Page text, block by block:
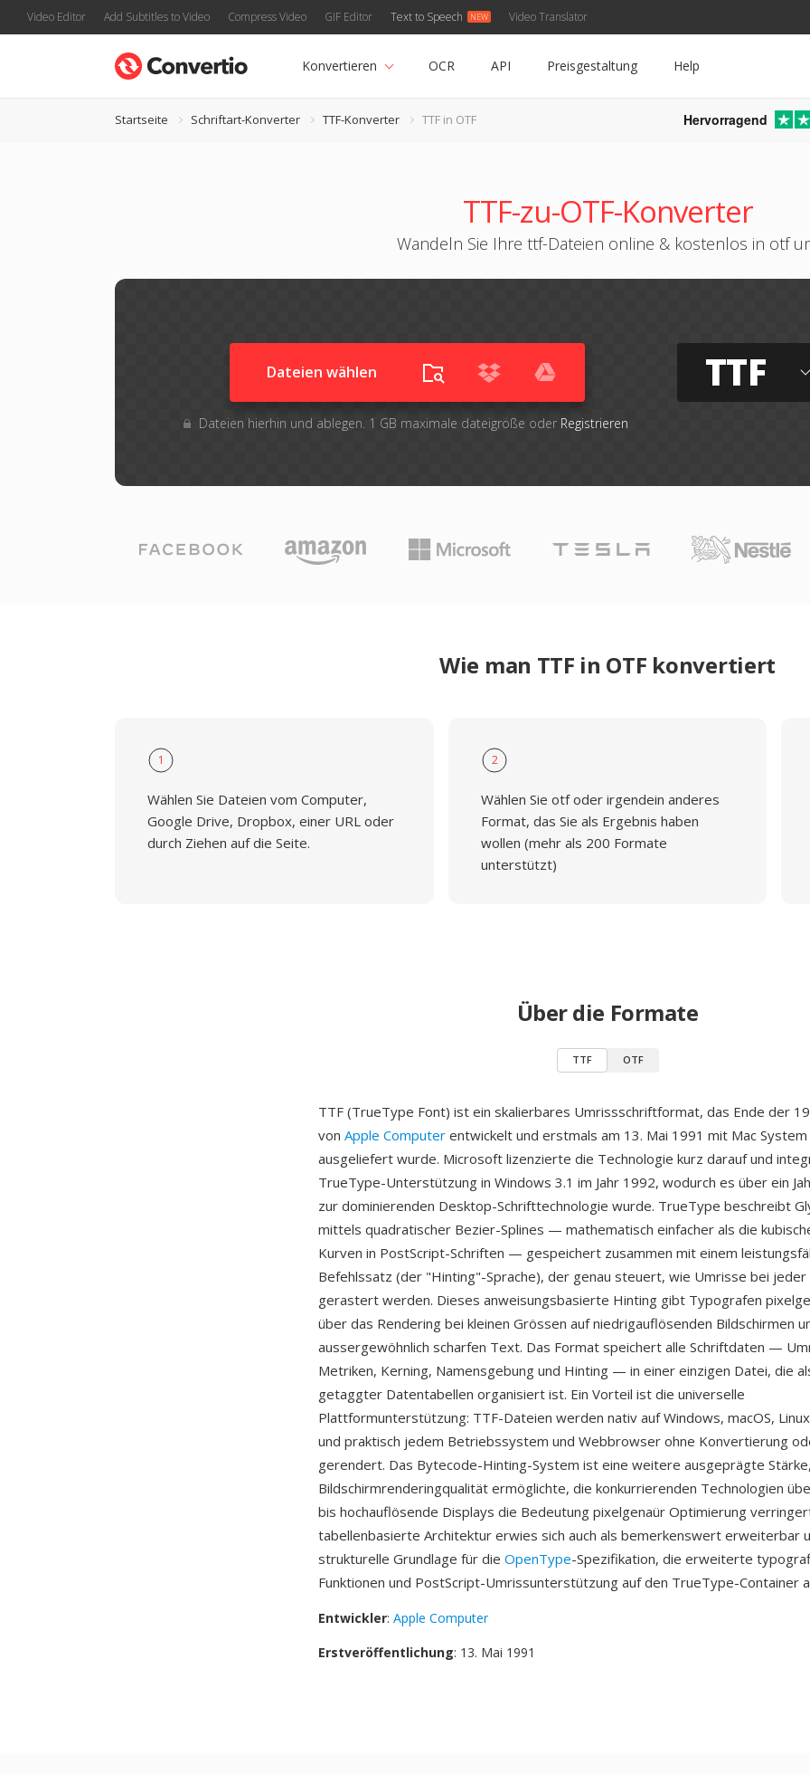
Video Editor Add Subtitles to Video Compress Video GIF Editor Text to Speech Video Translator
Konvertieren OCR API Preisgestaltung Help
Startseite Schriftart-Konverter TTF-Konverter TTF in OTF Hervorragend
TTF-zu-OTF-Konverter
Wandeln Sie Ihre ttf-Dateien online & kostenlos in otf
Dateien wählen
Dateien hierhin und ablegen. 1 GB maximale dateigröße oder Registrieren
TTF
Wie man TTF in OTF konvertiert
1
Wählen Sie Dateien vom Computer,
Google Drive, Dropbox, einer URL oder
durch Ziehen auf die Seite.
2
Wählen Sie otf oder irgendein anderes
Format, das Sie als Ergebnis haben
wollen (mehr als 200 Formate
unterstützt)
Über die Formate
TTF OTF
TTF (TrueType Font) ist ein skalierbares Umrissschriftformat, das Ende der
von Apple Computer entwickelt und erstmals am 13. Mai 1991 mit Mac
ausgeliefert wurde. Microsoft lizenzierte die Technologie kurz darauf und
TrueType-Unterstützung in Windows 3.1 im Jahr 1992, wodurch es über ein
zur dominierenden Desktop-Schrifttechnologie wurde. TrueType beschreibt
mittels quadratischer Bezier-Splines — mathematisch einfacher als die
Kurven in PostScript-Schriften — gespeichert zusammen mit einem
Befehlssatz (der "Hinting"-Sprache), der genau steuert, wie Umrisse bei
gerastert werden. Dieses anweisungsbasierte Hinting gibt Typografen
über das Rendering bei kleinen Grössen auf niedrigauflösenden Bildschirmen
aussergewöhnlich scharfen Text. Das Format speichert alle Schriftdaten —
Metriken, Kerning, Namensgebung und Hinting — in einer einzigen Datei, die
getaggter Datentabellen organisiert ist. Ein Vorteil ist die universelle
Plattformunterstützung: TTF-Dateien werden nativ auf Windows, macOS,
und praktisch jedem Betriebssystem und Webbrowser ohne Konvertierung
gerendert. Das Bytecode-Hinting-System ist eine weitere ausgeprägte
Bildschirmrenderingqualität ermöglichte, die konkurrierenden Technologien
bis hochauflösende Displays die Bedeutung pixelgenaür Optimierung
tabellenbasierte Architektur erwies sich auch als bemerkenswert erweiterbar
strukturelle Grundlage für die OpenType-Spezifikation, die erweiterte
Funktionen und PostScript-Umrissunterstützung auf den TrueType-Container
Entwickler: Apple Computer
Erstveröffentlichung: 13. Mai 1991